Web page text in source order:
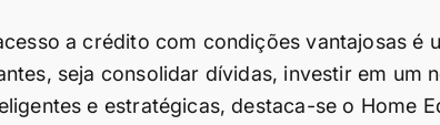
a crédito com condições vantajosas é
seja consolidar dívidas, investir em um
e estratégicas, destaca-se o Home